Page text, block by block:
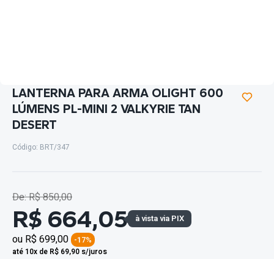
LANTERNA PARA ARMA OLIGHT 600
LÚMENS PL-MINI 2 VALKYRIE TAN
DESERT
Código: BRT/347
De: R$ 850,00
R$ 664,05 à vista via PIX
ou R$ 699,00 -17%
até 10x de R$ 69,90 s/juros